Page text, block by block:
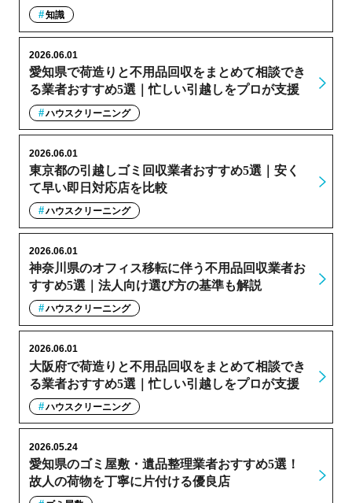
知識
愛知県で荷造りと不用品回収をまとめて相談でき
る業者おすすめ5選｜忙しい引越しをプロが支援
2026.06.01
ハウスクリーニング
東京都の引越しゴミ回収業者おすすめ5選｜安く
て早い即日対応店を比較
2026.06.01
ハウスクリーニング
神奈川県のオフィス移転に伴う不用品回収業者お
すすめ5選｜法人向け選び方の基準も解説
2026.06.01
ハウスクリーニング
大阪府で荷造りと不用品回収をまとめて相談でき
る業者おすすめ5選｜忙しい引越しをプロが支援
2026.06.01
ハウスクリーニング
愛知県のゴミ屋敷・遺品整理業者おすすめ5選！
故人の荷物を丁寧に片付ける優良店
2026.05.24